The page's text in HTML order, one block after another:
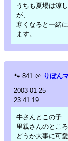
うちも夏場は涼
が、
寒くなると一緒
ます。
🐾 841 ＠ りぼん
2003-01-25
23:41:19
牛さんとこの子
里親さんのとこ
どうか大事に可